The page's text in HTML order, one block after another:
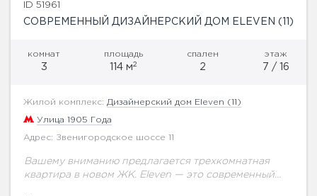
ID 51961
СОВРЕМЕННЫЙ ДИЗАЙНЕРСКИЙ ДОМ ELEVEN (11)
комнат
3
площадь
114 м2
спален
2
этаж
7 / 16
Жилой комплекс: Дизайнерский дом Eleven (11)
Улица 1905 Года
Адрес: Звенигородское шоссе 11
Вашему вниманию предлагается трехкомнатная
квартира в новом ЖК. Eleven — это современный